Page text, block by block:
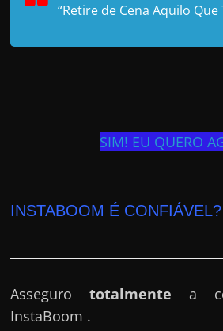
“Retire de Cena Aquilo Que
SIM! EU QUERO
INSTABOOM É CONFIÁVEL?
Assegurototalmente a
InstaBoom .